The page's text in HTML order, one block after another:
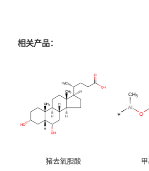
相关产品：
猪去氧胆酸